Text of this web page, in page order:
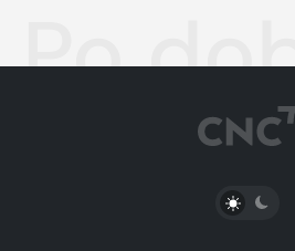
Po